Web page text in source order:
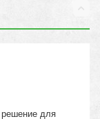
решение для